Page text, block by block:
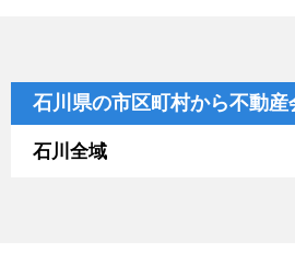
石川県の市区町村から不動産
石川全域